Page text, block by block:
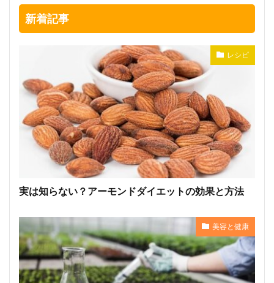
新着記事
レシピ
実は知らない？アーモンドダイエットの効果と方法
美容と健康